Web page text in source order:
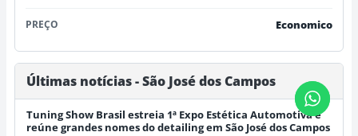
PREÇO Economico
Últimas notícias - São José dos Campos
Tuning Show Brasil estreia 1ª Expo Estética Automotiva e
reúne grandes nomes do detailing em São José dos Campos